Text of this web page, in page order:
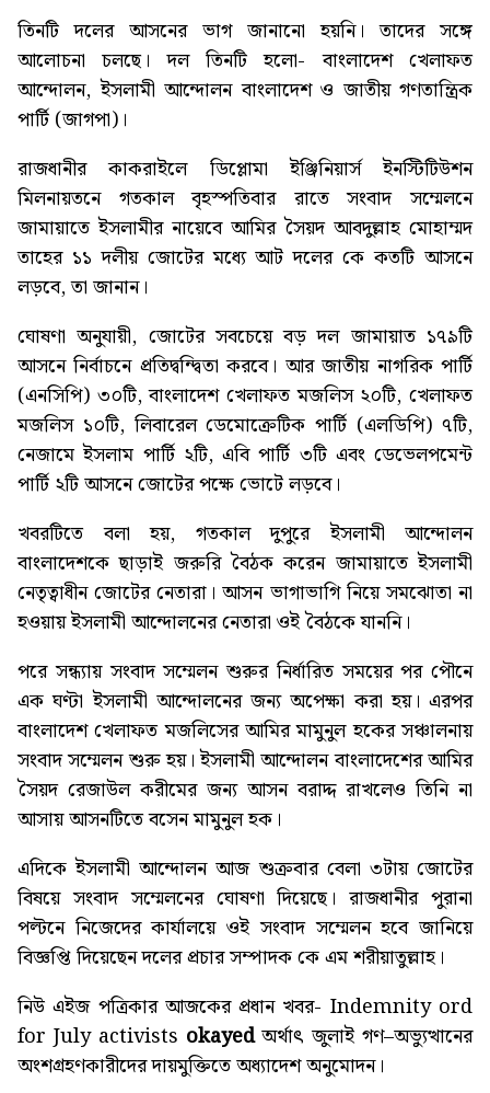
তিনটি দলের আসনের ভাগ জানানো হয়নি। তাদের সঙ্গে
আলোচনা চলছে। দল তিনটি হলো- বাংলাদেশ খেলাফত
আন্দোলন, ইসলামী আন্দোলন বাংলাদেশ ও জাতীয় গণতান্ত্রিক
পার্টি (জাগপা)।
রাজধানীর কাকরাইলে ডিপ্লোমা ইঞ্জিনিয়ার্স ইনস্টিটিউশন
মিলনায়তনে গতকাল বৃহস্পতিবার রাতে সংবাদ সম্মেলনে
জামায়াতে ইসলামীর নায়েবে আমির সৈয়দ আবদুল্লাহ মোহাম্মদ
তাহের ১১ দলীয় জোটের মধ্যে আট দলের কে কতটি আসনে
লড়বে, তা জানান।
ঘোষণা অনুযায়ী, জোটের সবচেয়ে বড় দল জামায়াত ১৭৯টি
আসনে নির্বাচনে প্রতিদ্বন্দ্বিতা করবে। আর জাতীয় নাগরিক পার্টি
(এনসিপি) ৩০টি, বাংলাদেশ খেলাফত মজলিস ২০টি, খেলাফত
মজলিস ১০টি, লিবারেল ডেমোক্রেটিক পার্টি (এলডিপি) ৭টি,
নেজামে ইসলাম পার্টি ২টি, এবি পার্টি ৩টি এবং ডেভেলপমেন্ট
পার্টি ২টি আসনে জোটের পক্ষে ভোটে লড়বে।
খবরটিতে বলা হয়, গতকাল দুপুরে ইসলামী আন্দোলন
বাংলাদেশকে ছাড়াই জরুরি বৈঠক করেন জামায়াতে ইসলামী
নেতৃত্বাধীন জোটের নেতারা। আসন ভাগাভাগি নিয়ে সমঝোতা না
হওয়ায় ইসলামী আন্দোলনের নেতারা ওই বৈঠকে যাননি।
পরে সন্ধ্যায় সংবাদ সম্মেলন শুরুর নির্ধারিত সময়ের পর পৌনে
এক ঘণ্টা ইসলামী আন্দোলনের জন্য অপেক্ষা করা হয়। এরপর
বাংলাদেশ খেলাফত মজলিসের আমির মামুনুল হকের সঞ্চালনায়
সংবাদ সম্মেলন শুরু হয়। ইসলামী আন্দোলন বাংলাদেশের আমির
সৈয়দ রেজাউল করীমের জন্য আসন বরাদ্দ রাখলেও তিনি না
আসায় আসনটিতে বসেন মামুনুল হক।
এদিকে ইসলামী আন্দোলন আজ শুক্রবার বেলা ৩টায় জোটের
বিষয়ে সংবাদ সম্মেলনের ঘোষণা দিয়েছে। রাজধানীর পুরানা
পল্টনে নিজেদের কার্যালয়ে ওই সংবাদ সম্মেলন হবে জানিয়ে
বিজ্ঞপ্তি দিয়েছেন দলের প্রচার সম্পাদক কে এম শরীয়াতুল্লাহ।
নিউ এইজ পত্রিকার আজকের প্রধান খবর- Indemnity ord
for July activists okayedঅর্থাৎ জুলাই গণ–অভ্যুত্থানের
অংশগ্রহণকারীদের দায়মুক্তিতে অধ্যাদেশ অনুমোদন।